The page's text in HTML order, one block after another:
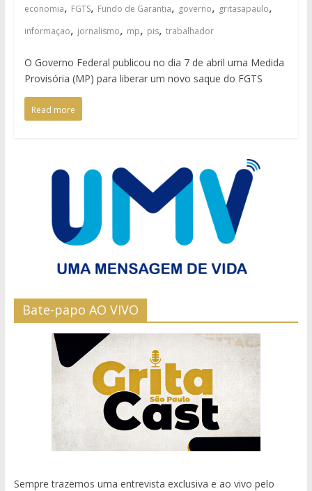
economia, FGTS, Fundo de Garantia, governo, gritasapaulo,
informaçao, jornalismo, mp, pis, trabalhador
O Governo Federal publicou no dia 7 de abril uma Medida
Provisória (MP) para liberar um novo saque do FGTS
Read more
Bate-papo AO VIVO
Sempre trazemos uma entrevista exclusiva e ao vivo pelo